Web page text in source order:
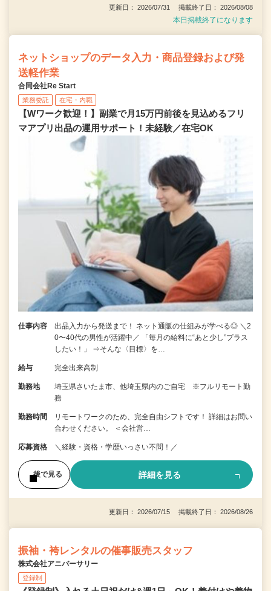
更新日： 2026/07/31 掲載終了日： 2026/08/08
本日掲載終了になります
ネットショップのデータ入力・商品登録および発
送軽作業
合同会社Re Start
業務委託 在宅・内職
【Wワーク歓迎！】副業で月15万円前後を見込めるフリ
マアプリ出品の運用サポート！未経験／在宅OK
仕事内容
出品入力から発送まで！ ネット通販の仕組みが学べる◎ ＼2
0〜40代の男性が活躍中／ 「毎月の給料に“あと少し”プラス
したい！」 ⇒そんな〈目標〉を…
給与 完全出来高制
勤務地
埼玉県さいたま市、他埼玉県内のご自宅 ※フルリモート勤
務
勤務時間
リモートワークのため、完全自由シフトです！ 詳細はお問い
合わせください。 ＜会社営…
応募資格 ＼経験・資格・学歴いっさい不問！／
後で見る 詳細を見る
更新日： 2026/07/15 掲載終了日： 2026/08/26
振袖・袴レンタルの催事販売スタッフ
株式会社アニバーサリー
登録制